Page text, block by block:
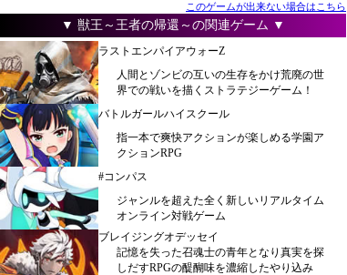
このゲームが出来ない場合はこちら
▼ 獣王～王者の帰還～の関連ゲーム ▼
ラストエンパイアウォーZ
人間とゾンビの互いの生存をかけ荒廃の世
界での戦いを描くストラテジーゲーム！
バトルガールハイスクール
指一本で爽快アクションが楽しめる学園ア
クションRPG
#コンパス
ジャンルを超えた全く新しいリアルタイム
オンライン対戦ゲーム
ブレイジングオデッセイ
記憶を失った召魂士の青年となり真実を探
しだすRPGの醍醐味を濃縮したやり込み